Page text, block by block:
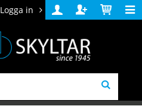
Logga in
Logga
in
Skapa
konto
Varukorg